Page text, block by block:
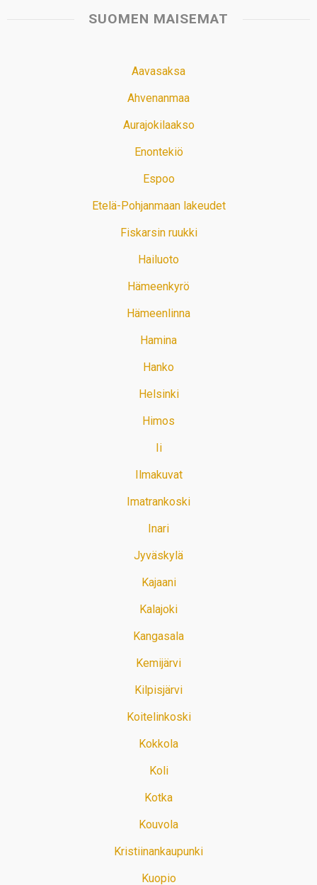
SUOMEN MAISEMAT
Aavasaksa
Ahvenanmaa
Aurajokilaakso
Enontekiö
Espoo
Etelä-Pohjanmaan lakeudet
Fiskarsin ruukki
Hailuoto
Hämeenkyrö
Hämeenlinna
Hamina
Hanko
Helsinki
Himos
Ii
Ilmakuvat
Imatrankoski
Inari
Jyväskylä
Kajaani
Kalajoki
Kangasala
Kemijärvi
Kilpisjärvi
Koitelinkoski
Kokkola
Koli
Kotka
Kouvola
Kristiinankaupunki
Kuopio